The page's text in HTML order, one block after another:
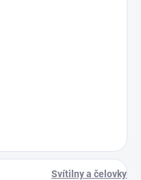
Svítilny a čelovky